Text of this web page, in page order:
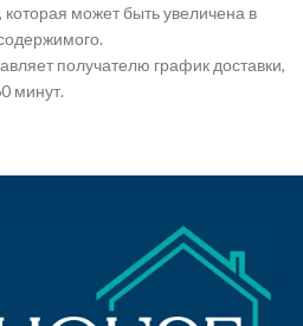
может быть увеличена в
получателю график доставки,
минут.